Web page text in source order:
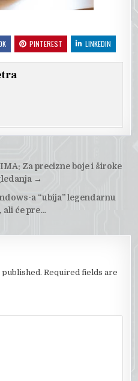
PINTEREST LINKEDIN
Za precizne boje i široke
→
a “ubija” legendarnu
ali će pre…
Required fields are